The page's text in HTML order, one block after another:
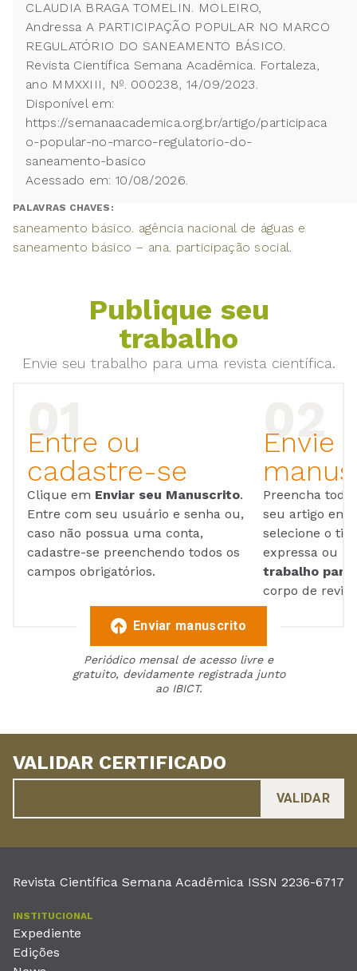
CLAUDIA BRAGA TOMELIN. MOLEIRO,
Andressa A PARTICIPAÇÃO POPULAR NO MARCO
REGULATÓRIO DO SANEAMENTO BÁSICO.
Revista Científica Semana Acadêmica. Fortaleza,
ano MMXXIII, Nº. 000238, 14/09/2023.
Disponível em:
https://semanaacademica.org.br/artigo/participaca
o-popular-no-marco-regulatorio-do-
saneamento-basico
Acessado em: 10/08/2026.
PALAVRAS CHAVES:
saneamento básico. agência nacional de águas e
saneamento básico – ana. participação social.
Publique seu
trabalho
Envie seu trabalho para uma revista científica.
Entre ou
cadastre-se
Clique em Enviar seu Manuscrito.
Entre com seu usuário e senha ou,
caso não possua uma conta,
cadastre-se preenchendo todos os
campos obrigatórios.
Envie
Preencha
seu artigo em
selecione o
expressa ou
trabalho para
corpo de
Enviar manuscrito
Periódico mensal de acesso livre e
gratuito, devidamente registrada junto
ao IBICT.
VALIDAR CERTIFICADO
Revista Científica Semana Acadêmica ISSN 2236-6717
INSTITUCIONAL
Expediente
Edições